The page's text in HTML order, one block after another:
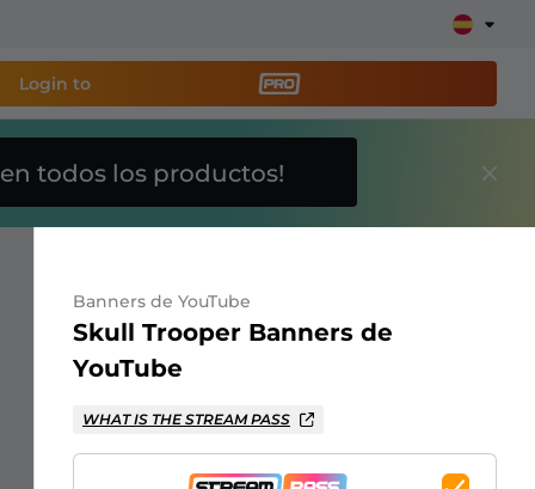
alertas, donaciones, barras de objetivos,
información
Login to
en todos los productos!
Banners de YouTube
Skull Trooper Banners de
YouTube
WHAT IS THE STREAM PASS